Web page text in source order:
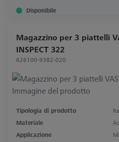
Disponibile
Magazzino per 3 piattelli
INSPECT 322
626100-9382-020
Tipologia di prodotto
Materiale
Applicazione